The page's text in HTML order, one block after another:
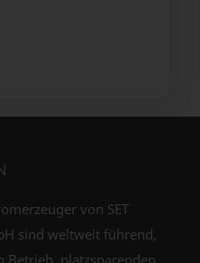
von SET
sind weltweit führend,